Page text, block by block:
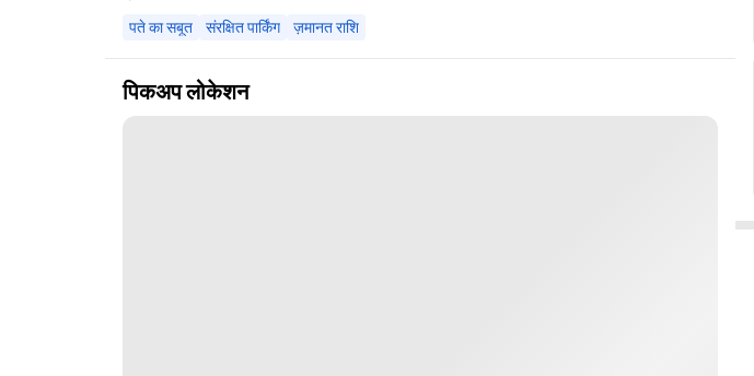
पते का सबूत संरक्षित पार्किंग ज़मानत राशि
पिकअप लोकेशन